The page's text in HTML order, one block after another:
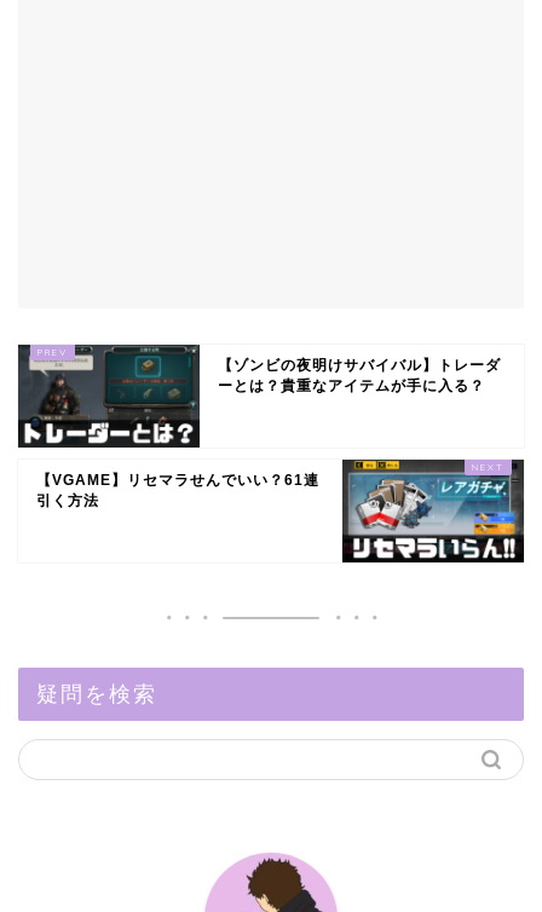
【ゾンビの夜明けサバイバル】トレーダ
ーとは？貴重なアイテムが手に入る？
【VGAME】リセマラせんでいい？61連
引く方法
疑問を検索